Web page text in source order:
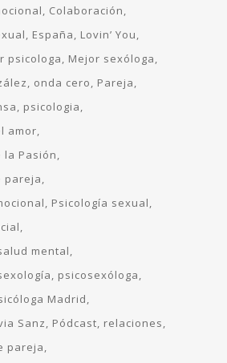
Colaboración
España
Lovin’ You
psicologa
Mejor sexóloga
onda cero
Pareja
psicologia
amor
la Pasión
pareja
Psicología sexual
mental
psicosexóloga
Madrid
Sanz
Pódcast relaciones
pareja